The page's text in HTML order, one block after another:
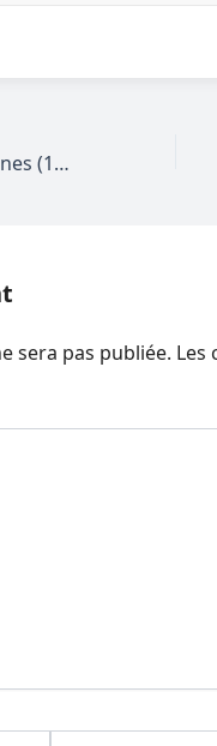
Prono Anderlecht – KV Malines (17 mai 2026) : analyse J8 Champions Play-offs
sera pas publiée. Les